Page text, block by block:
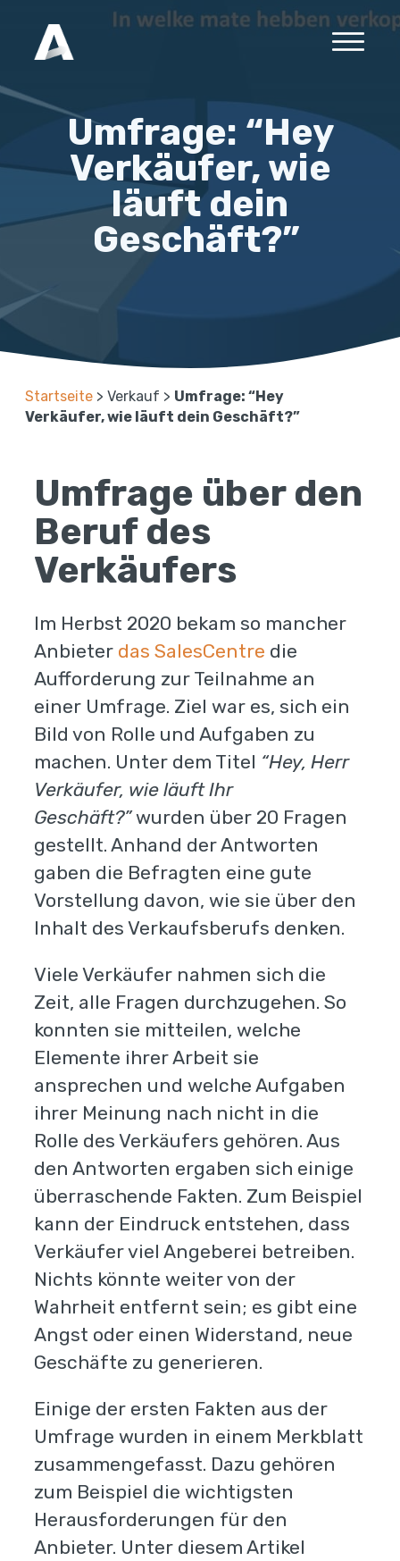
Umfrage: “Hey
Verkäufer, wie
läuft dein
Geschäft?”
Startseite >Verkauf > Umfrage: “Hey
Verkäufer, wie läuft dein Geschäft?”
Umfrage über den
Beruf des
Verkäufers
Im Herbst 2020 bekam so mancher
Anbieter das SalesCentre die
Aufforderung zur Teilnahme an
einer Umfrage. Ziel war es, sich ein
Bild von Rolle und Aufgaben zu
machen. Unter dem Titel “Hey, Herr
Verkäufer, wie läuft Ihr
Geschäft?”wurden über 20 Fragen
gestellt. Anhand der Antworten
gaben die Befragten eine gute
Vorstellung davon, wie sie über den
Inhalt des Verkaufsberufs denken.
Viele Verkäufer nahmen sich die
Zeit, alle Fragen durchzugehen. So
konnten sie mitteilen, welche
Elemente ihrer Arbeit sie
ansprechen und welche Aufgaben
ihrer Meinung nach nicht in die
Rolle des Verkäufers gehören. Aus
den Antworten ergaben sich einige
überraschende Fakten. Zum Beispiel
kann der Eindruck entstehen, dass
Verkäufer viel Angeberei betreiben.
Nichts könnte weiter von der
Wahrheit entfernt sein; es gibt eine
Angst oder einen Widerstand, neue
Geschäfte zu generieren.
Einige der ersten Fakten aus der
Umfrage wurden in einem Merkblatt
zusammengefasst. Dazu gehören
zum Beispiel die wichtigsten
Herausforderungen für den
Anbieter. Unter diesem Artikel